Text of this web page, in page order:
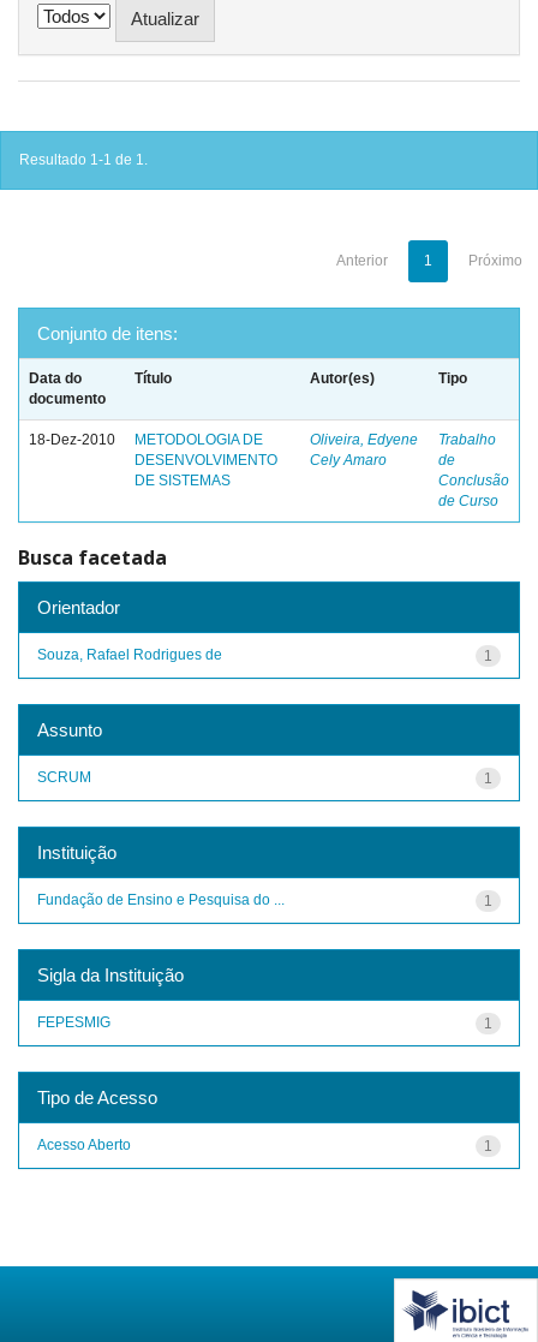
Resultado 1-1 de 1.
Anterior 1 Próximo
Conjunto de itens:
Data do
documento
Título Autor(es) Tipo
18-Dez-2010
METODOLOGIA DE
DESENVOLVIMENTO
DE SISTEMAS
Oliveira, Edyene
Cely Amaro
Trabalho
de
Conclusão
de Curso
Busca facetada
Orientador
1
Souza, Rafael Rodrigues de
Assunto
1
SCRUM
Instituição
1
Fundação de Ensino e Pesquisa do ...
Sigla da Instituição
1
FEPESMIG
Tipo de Acesso
1
Acesso Aberto